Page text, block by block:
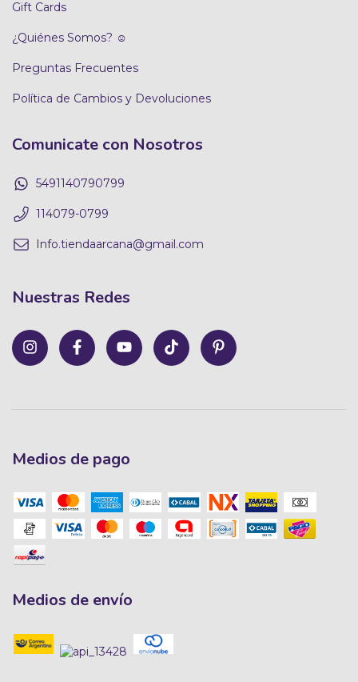
Gift Cards
¿Quiénes Somos? ☺
Preguntas Frecuentes
Política de Cambios y Devoluciones
Comunicate con Nosotros
5491140790799
114079-0799
Info.tiendaarcana@gmail.com
Nuestras Redes
Medios de pago
Medios de envío